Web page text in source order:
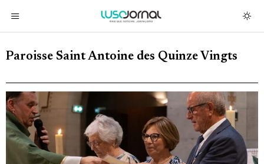
Paroisse Saint Antoine des Quinze Vingts